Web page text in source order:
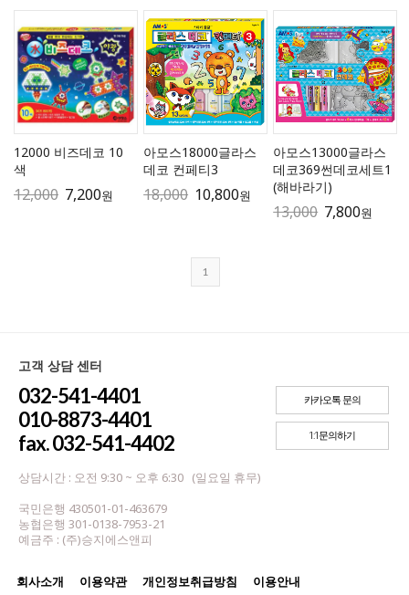
12000 비즈데코 10
색
12,000 7,200원
아모스18000글라스
데코 컨페티3
18,000 10,800원
아모스13000글라스
데코369썬데코세트1
(해바라기)
13,000 7,800원
1
고객 상담 센터
032-541-4401
010-8873-4401
fax. 032-541-4402
상담시간 : 오전 9:30 ~ 오후 6:30 (일요일 휴무)
국민은행 430501-01-463679
농협은행 301-0138-7953-21
예금주 : (주)승지에스앤피
카카오톡 문의
1:1문의하기
회사소개 이용약관 개인정보취급방침 이용안내